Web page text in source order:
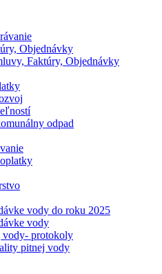
Objednávky
Faktúry, Objednávky
odpad
vody do roku 2025
vody
protokoly
pitnej vody